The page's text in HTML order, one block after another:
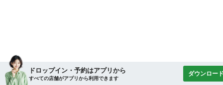
ドロップイン・予約はアプリから
すべての店舗がアプリから利用できます
ダウンロー